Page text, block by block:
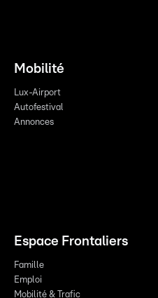
Mobilité
Lux-Airport
Autofestival
Annonces
Espace Frontaliers
Famille
Emploi
Mobilité & Trafic